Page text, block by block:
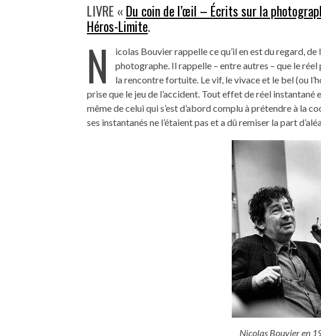
LIVRE « Du coin de l’œil – Écrits sur la
Héros-Limite.
N
icolas Bouvier rappelle ce qu’il en est du regard,
photographe. Il rappelle – entre autres – que le
la rencontre fortuite. Le vif, le vivace et le bel (ou
prise que le jeu de l’accident. Tout effet de réel instantané
même de celui qui s’est d’abord complu à prétendre à la
ses instantanés ne l’étaient pas et a dû remiser la part
Nicolas Bouvier en